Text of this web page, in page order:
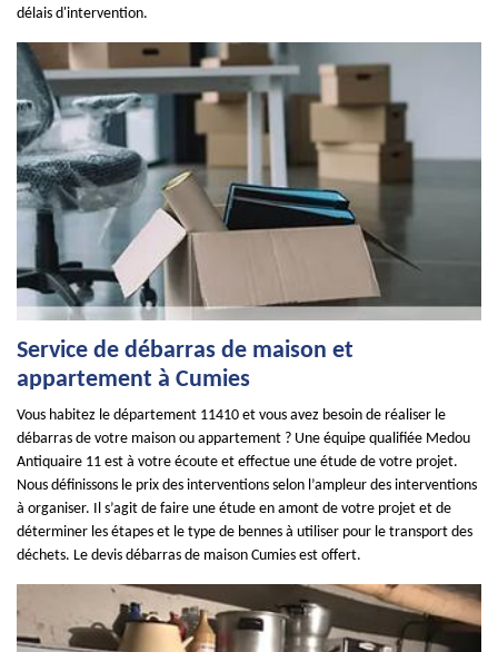
délais d'intervention.
Service de débarras de maison et
appartement à Cumies
Vous habitez le département 11410 et vous avez besoin de réaliser le
débarras de votre maison ou appartement ? Une équipe qualifiée Medou
Antiquaire 11 est à votre écoute et effectue une étude de votre projet.
Nous définissons le prix des interventions selon l’ampleur des interventions
à organiser. Il s’agit de faire une étude en amont de votre projet et de
déterminer les étapes et le type de bennes à utiliser pour le transport des
déchets. Le devis débarras de maison Cumies est offert.